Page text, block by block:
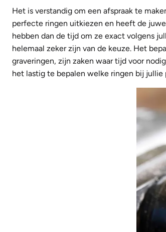
Het is verstandig om een afspraak te
perfecte ringen uitkiezen en heeft de
hebben dan de tijd om ze exact volgens
helemaal zeker zijn van de keuze. Het
graveringen, zijn zaken waar tijd voor
het lastig te bepalen welke ringen bij jullie